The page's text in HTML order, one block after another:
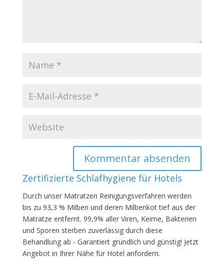
Zertifizierte Schlafhygiene für Hotels
Durch unser Matratzen Reinigungsverfahren werden
bis zu 93,3 % Milben und deren Milbenkot tief aus der
Matratze entfernt. 99,9% aller Viren, Keime, Bakterien
und Sporen sterben zuverlässig durch diese
Behandlung ab - Garantiert gründlich und günstig! Jetzt
Angebot in Ihrer Nähe für Hotel anfordern.